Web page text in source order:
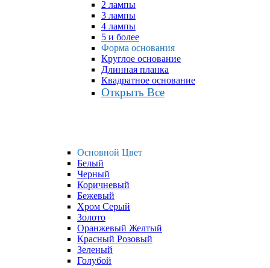
2 лампы
3 лампы
4 лампы
5 и более
Форма основания
Круглое основание
Длинная планка
Квадратное основание
Открыть Все
Основной Цвет
Белый
Черный
Коричневый
Бежевый
Хром Серый
Золото
Оранжевый Желтый
Красный Розовый
Зеленый
Голубой